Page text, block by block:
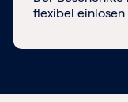
flexibel einlösen